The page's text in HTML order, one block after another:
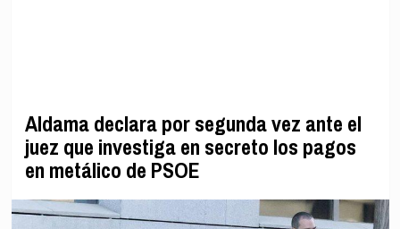
Aldama declara por segunda vez ante el
juez que investiga en secreto los pagos
en metálico de PSOE